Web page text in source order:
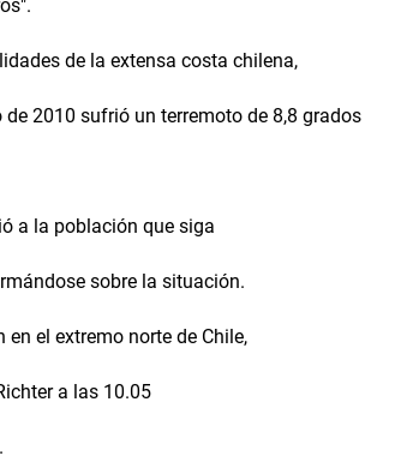
de la extensa costa chilena,
2010 sufrió un terremoto de 8,8 grados
a la población que siga
sobre la situación.
el extremo norte de Chile,
a las 10.05